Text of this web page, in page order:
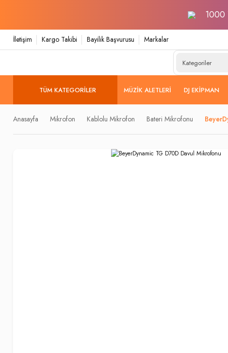
1000
İletişim Kargo Takibi Bayilik Başvurusu Markalar
TÜM KATEGORILER MÜZIK ALETLERI DJ EKIPMAN
Anasayfa Mikrofon Kablolu Mikrofon Bateri Mikrofonu